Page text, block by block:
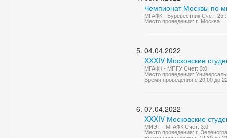
Чемпионат Москвы по
МГАФК - Буревестник Счет: 25
Место проведения: г. Москва
04.04.2022
XXXIV Московские
МГАФК - МПГУ Счет: 3:0
Место проведения:
Время проведения с 20:00 до
07.04.2022
XXXIV Московские
МИЭТ - МГАФК Счет: 3:0
Место проведения: г.